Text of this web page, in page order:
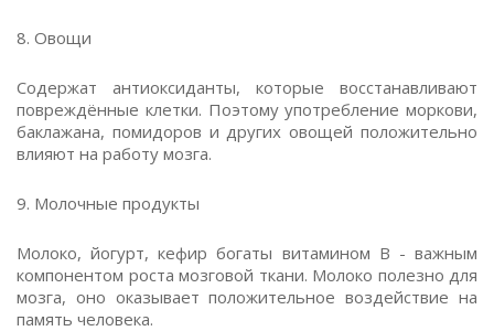
8. Овощи
Содержат антиоксиданты, которые восстанавливают
повреждённые клетки. Поэтому употребление моркови,
баклажана, помидоров и других овощей положительно
влияют на работу мозга.
9. Молочные продукты
Молоко, йогурт, кефир богаты витамином В - важным
компонентом роста мозговой ткани. Молоко полезно для
мозга, оно оказывает положительное воздействие на
память человека.